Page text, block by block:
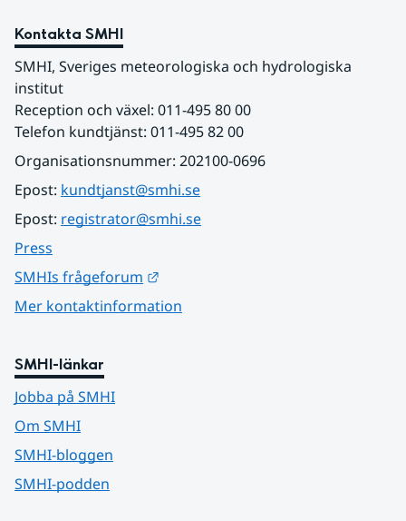
Kontakta SMHI
SMHI, Sveriges meteorologiska och hydrologiska
institut
Reception och växel: 011-495 80 00
Telefon kundtjänst: 011-495 82 00
Organisationsnummer: 202100-0696
Epost: kundtjanst@smhi.se
Epost: registrator@smhi.se
Press
SMHIs frågeforum
Mer kontaktinformation
SMHI-länkar
Jobba på SMHI
Om SMHI
SMHI-bloggen
SMHI-podden